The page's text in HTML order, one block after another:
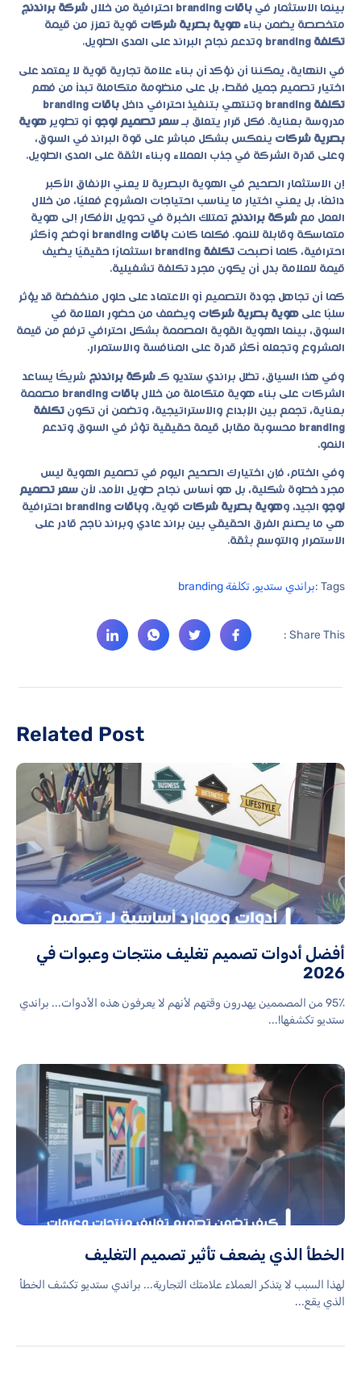
بينما الاستثمار في باقات branding احترافية من خلال شركة براندنج
متخصصة يضمن بناء هوية بصرية شركات قوية تعزز من قيمة
تكلفة branding
وتدعم نجاح البراند على المدى الطويل.
في النهاية، يمكننا أن نؤكد أن بناء علامة تجارية قوية لا يعتمد على
اختيار تصميم جميل فقط، بل على منظومة متكاملة تبدأ من فهم
تكلفة branding
وتنتهي بتنفيذ احترافي داخل باقات branding
مدروسة بعناية. فكل قرار يتعلق بـ سعر تصميم لوجو أو تطوير هوية
بصرية شركات ينعكس بشكل مباشر على قوة البراند في السوق،
وعلى قدرة الشركة في جذب العملاء وبناء الثقة على المدى الطويل.
إن الاستثمار الصحيح في الهوية البصرية لا يعني الإنفاق الأكبر
دائمًا، بل يعني اختيار ما يناسب احتياجات المشروع فعليًا، من خلال
العمل مع شركة براندنج تمتلك الخبرة في تحويل الأفكار إلى هوية
متماسكة وقابلة للنمو. فكلما كانت باقات branding
أوضح وأكثر
احترافية، كلما أصبحت تكلفة branding
استثمارًا حقيقيًا يضيف
قيمة للعلامة بدل أن يكون مجرد تكلفة تشغيلية.
كما أن تجاهل جودة التصميم أو الاعتماد على حلول منخفضة قد يؤثر
سلبًا على هوية بصرية شركات ويضعف من حضور العلامة في
السوق، بينما الهوية القوية المصممة بشكل احترافي ترفع من قيمة
المشروع وتجعله أكثر قدرة على المنافسة والاستمرار.
وفي هذا السياق، تظل براندي ستديو كـ شركة براندنج شريكًا يساعد
الشركات على بناء هوية متكاملة من خلال باقات branding
مصممة
بعناية، تجمع بين الإبداع والاستراتيجية، وتضمن أن تكون تكلفة
branding محسوبة مقابل قيمة حقيقية تؤثر في السوق وتدعم
النمو.
وفي الختام، فإن اختيارك الصحيح اليوم في تصميم الهوية ليس
مجرد خطوة شكلية، بل هو أساس نجاح طويل الأمد، لأن سعر تصميم
لوجو الجيد، وهوية بصرية شركات قوية، وباقات branding
احترافية
هي ما يصنع الفرق الحقيقي بين براند عادي وبراند ناجح قادر على
الاستمرار والتوسع بثقة.
Tags : براندي ستديو, تكلفة branding
Share This :
Related Post
أفضل أدوات تصميم تغليف منتجات وعبوات في
2026
95٪ من المصممين يهدرون وقتهم لأنهم لا يعرفون هذه الأدوات... براندي
ستديو تكشفها!...
الخطأ الذي يضعف تأثير تصميم التغليف
لهذا السبب لا يتذكر العملاء علامتك التجارية... براندي ستديو تكشف الخطأ
الذي يقع...